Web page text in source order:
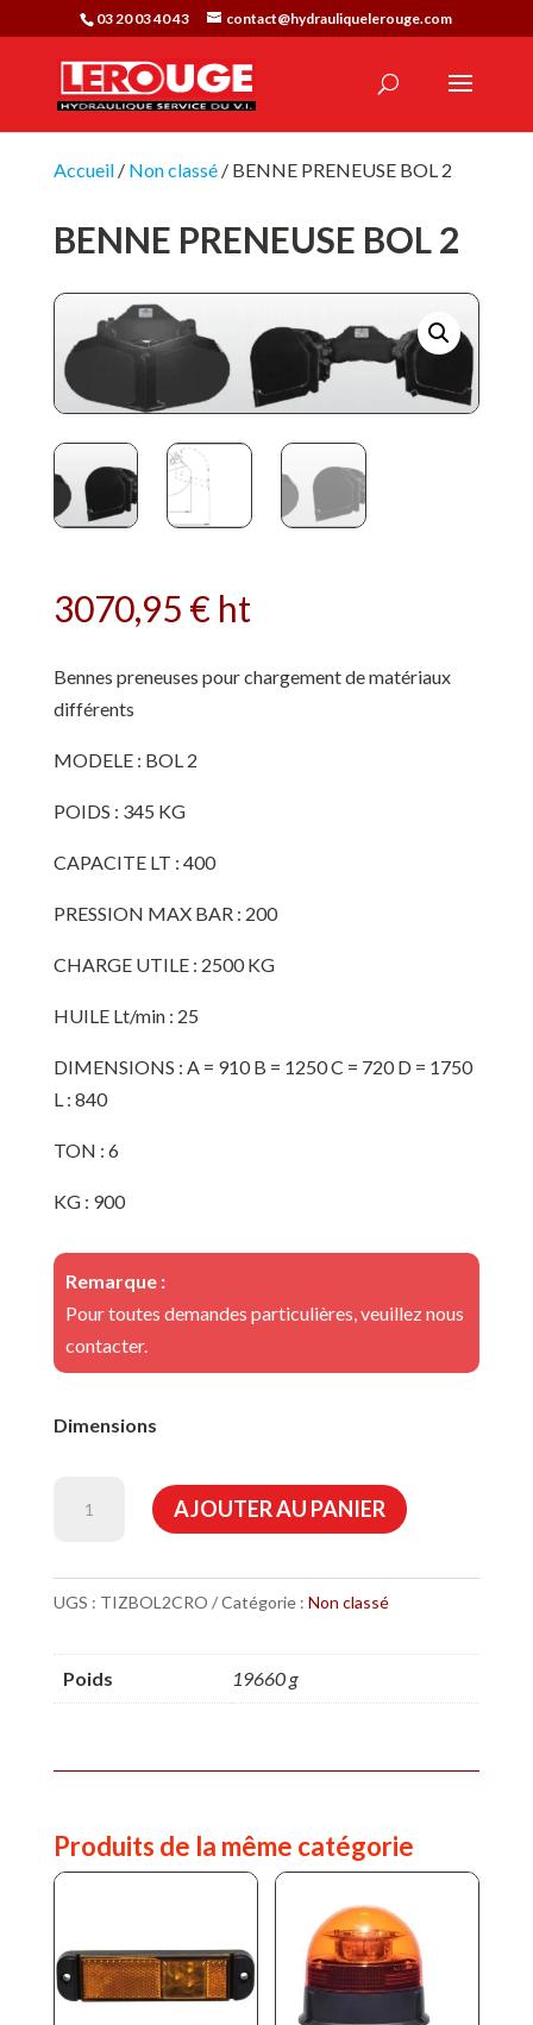
03 20 03 40 43 contact@hydrauliquelerouge.com
Accueil/ Non classé/ BENNE PRENEUSE BOL 2
BENNE PRENEUSE BOL 2
3070,95 € ht
Bennes preneuses pour chargement de matériaux
différents
MODELE : BOL 2
POIDS : 345 KG
CAPACITE LT : 400
PRESSION MAX BAR : 200
CHARGE UTILE : 2500 KG
HUILE Lt/min : 25
DIMENSIONS : A = 910 B = 1250 C = 720 D = 1750
L : 840
TON : 6
KG : 900
Remarque :
Pour toutes demandes particulières, veuillez nous
contacter.
Dimensions
2
AJOUTER AU PANIER
UGS : TIZBOL2CRO Catégorie : Non classé
Poids 19660 g
Produits de la même catégorie